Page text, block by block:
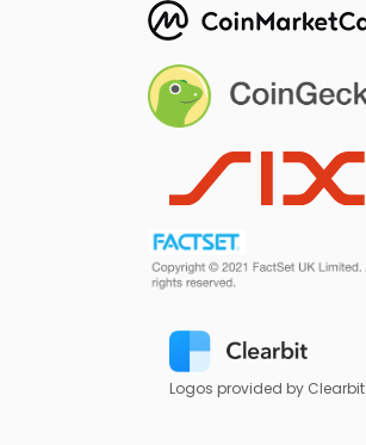
Logos provided by Clearbit